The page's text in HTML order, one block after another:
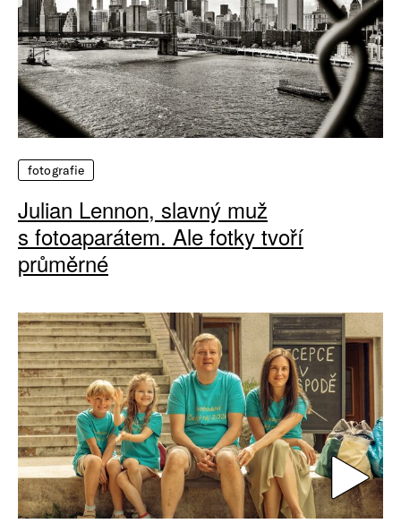
fotografie
Julian Lennon, slavný muž
s fotoaparátem. Ale fotky tvoří
průměrné